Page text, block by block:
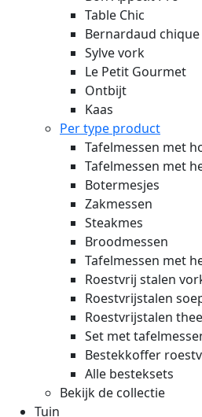
Table Chic
Bernardaud
Sylve vork
Le Petit Gourmet
Ontbijt
Kaas
Per type product
Tafelmessen met
Tafelmessen met
Botermesjes
Zakmessen
Steakmes
Broodmessen
Tafelmessen met
Roestvrij stalen
Roestvrijstalen
Roestvrijstalen
Set met
Bestekkoffer
Alle besteksets
Bekijk de collectie
Tuin